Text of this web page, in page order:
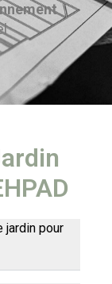
jardin pour